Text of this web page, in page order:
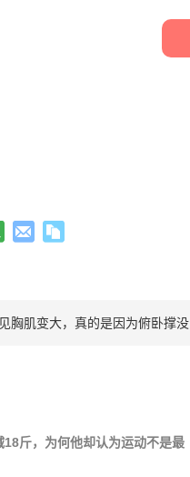
变大，真的是因为俯卧撑没做标准吗？
斤，为何他却认为运动不是最